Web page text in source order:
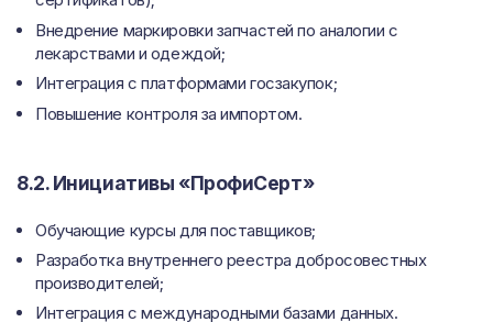
Внедрение маркировки запчастей по аналогии с
лекарствами и одеждой;
Интеграция с платформами госзакупок;
Повышение контроля за импортом.
8.2. Инициативы «ПрофиСерт»
Обучающие курсы для поставщиков;
Разработка внутреннего реестра добросовестных
производителей;
Интеграция с международными базами данных.